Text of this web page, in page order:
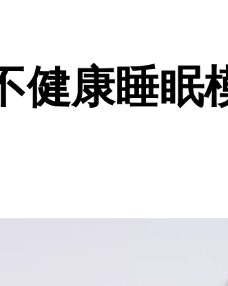
健康睡眠